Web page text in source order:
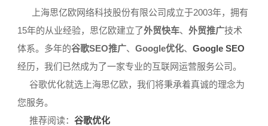
上海思亿欧网络科技股份有限公司成立于2003年，拥有
15年的从业经验，思亿欧建立了外贸快车、 外贸推广技术
体系。多年的谷歌SEO推广、 Google优化、 Google SEO
经历，我们已然成为了一家专业的互联网运营服务公司。
谷歌优化就选上海思亿欧，我们将秉承着真诚的理念为
您服务。
推荐阅读： 谷歌优化